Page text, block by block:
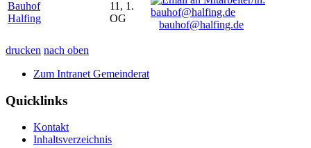
Bauhof
Halfing
11, 1.
OG
bauhof@halfing.de
drucken nach oben
Zum Intranet Gemeinderat
Quicklinks
Kontakt
Inhaltsverzeichnis